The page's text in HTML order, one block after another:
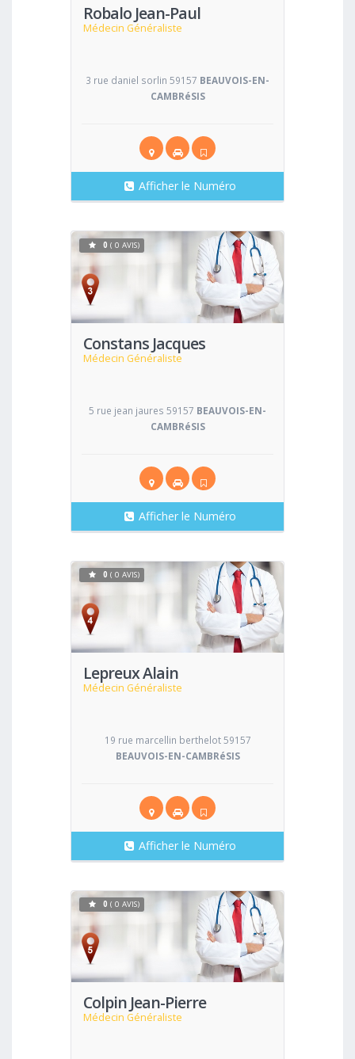
Robalo Jean-Paul
Médecin Généraliste
3 rue daniel sorlin 59157 BEAUVOIS-EN-
CAMBRéSIS
Afficher le Numéro
Constans Jacques
Médecin Généraliste
Voir
0 ( 0 AVIS)
5 rue jean jaures 59157 BEAUVOIS-EN-
CAMBRéSIS
Afficher le Numéro
Lepreux Alain
Médecin Généraliste
Voir
0 ( 0 AVIS)
19 rue marcellin berthelot 59157
BEAUVOIS-EN-CAMBRéSIS
Afficher le Numéro
Colpin Jean-Pierre
Médecin Généraliste
Voir
0 ( 0 AVIS)